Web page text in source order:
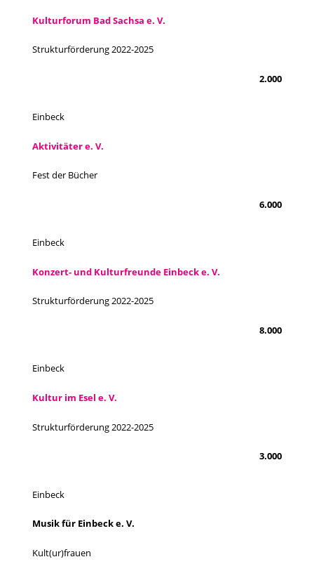
Kulturforum Bad Sachsa e. V.
Strukturförderung 2022-2025
2.000
Einbeck
Aktivitäter e. V.
Fest der Bücher
6.000
Einbeck
Konzert- und Kulturfreunde Einbeck e. V.
Strukturförderung 2022-2025
8.000
Einbeck
Kultur im Esel e. V.
Strukturförderung 2022-2025
3.000
Einbeck
Musik für Einbeck e. V.
Kult(ur)frauen